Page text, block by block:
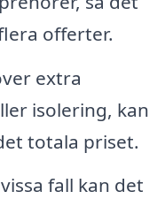
offerter.
extra
isolering, kan
totala priset.
fall kan det